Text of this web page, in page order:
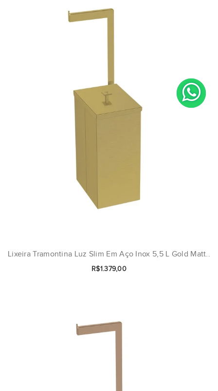
Lixeira Tramontina Luz Slim Em Aço Inox 5,5 L Gold Matt..
R$1.379,00